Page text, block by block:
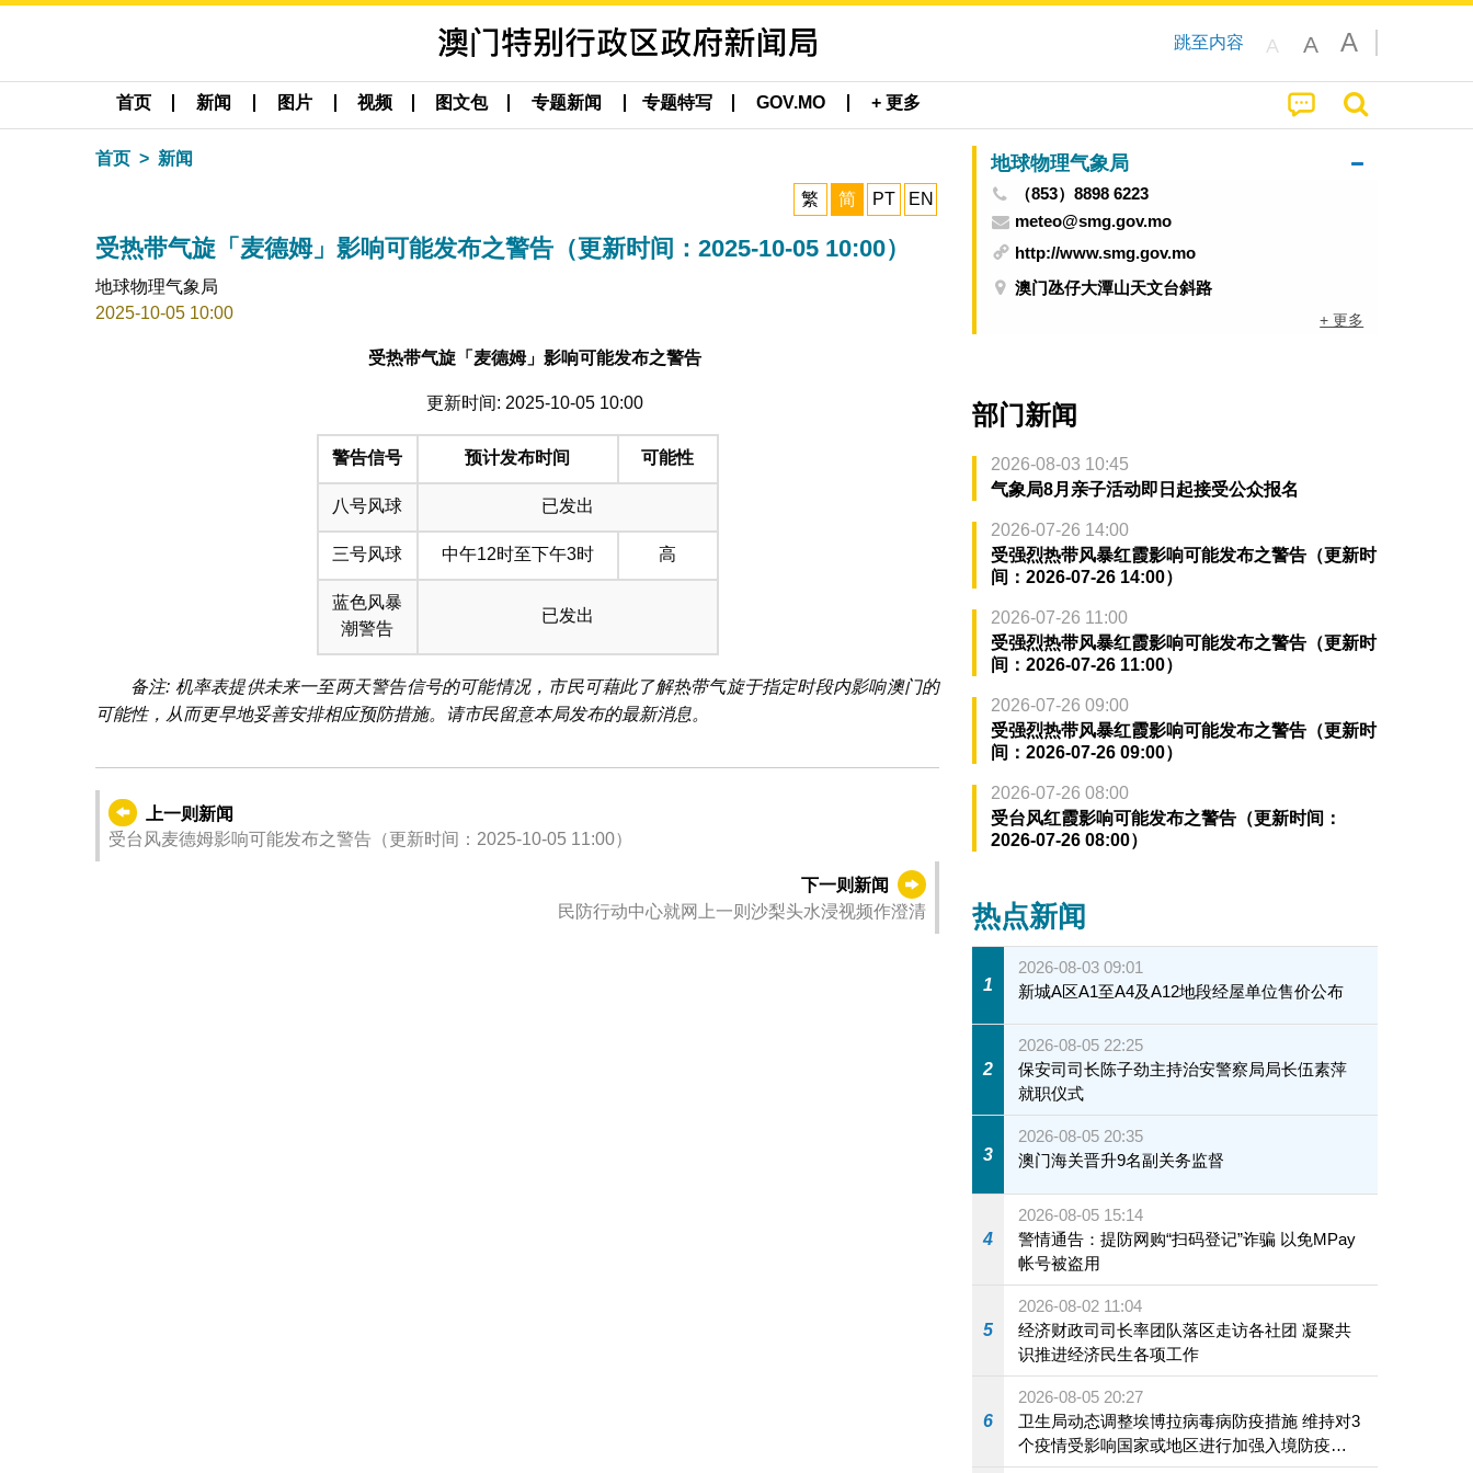
跳至内容 A A A
首页 新闻 图片 视频 图文包 专题新闻 专题特写 GOV.MO + 更多
首页 新闻
繁 简 PT EN
受热带气旋「麦德姆」影响可能发布之警告（更新时间：2025-10-05 10:00）
地球物理气象局
2025-10-05 10:00
受热带气旋「麦德姆」影响可能发布之警告
更新时间: 2025-10-05 10:00
警告信号 预计发布时间 可能性
八号风球 已发出
三号风球 中午12时至下午3时 高
蓝色风暴
潮警告
已发出
备注: 机率表提供未来一至两天警告信号的可能情况，市民可藉此了解热带气旋于指定时段内影响澳门的
可能性，从而更早地妥善安排相应预防措施。请市民留意本局发布的最新消息。
上一则新闻
受台风麦德姆影响可能发布之警告（更新时间：2025-10-05 11:00）
下一则新闻
民防行动中心就网上一则沙梨头水浸视频作澄清
地球物理气象局
（853）8898 6223
meteo@smg.gov.mo
http://www.smg.gov.mo
澳门氹仔大潭山天文台斜路
+ 更多
部门新闻
2026-08-03 10:45
气象局8月亲子活动即日起接受公众报名
2026-07-26 14:00
受强烈热带风暴红霞影响可能发布之警告（更新时
间：2026-07-26 14:00）
2026-07-26 11:00
受强烈热带风暴红霞影响可能发布之警告（更新时
间：2026-07-26 11:00）
2026-07-26 09:00
受强烈热带风暴红霞影响可能发布之警告（更新时
间：2026-07-26 09:00）
2026-07-26 08:00
受台风红霞影响可能发布之警告（更新时间：
2026-07-26 08:00）
热点新闻
1
2026-08-03 09:01
新城A区A1至A4及A12地段经屋单位售价公布
2
2026-08-05 22:25
保安司司长陈子劲主持治安警察局局长伍素萍
就职仪式
3
2026-08-05 20:35
澳门海关晋升9名副关务监督
4
2026-08-05 15:14
警情通告：提防网购“扫码登记”诈骗 以免MPay
帐号被盗用
5
2026-08-02 11:04
经济财政司司长率团队落区走访各社团 凝聚共
识推进经济民生各项工作
6
2026-08-05 20:27
卫生局动态调整埃博拉病毒病防疫措施 维持对3
个疫情受影响国家或地区进行加强入境防疫措
施